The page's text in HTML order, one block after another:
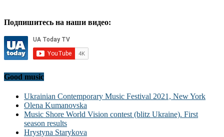
Подпишитесь на наши видео:
Good music
Ukrainian Contemporary Music Festival 2021, New York
Olena Kumanovska
Music Shore World Vision contest (blitz Ukraine). First
season results
Hrystyna Starykova